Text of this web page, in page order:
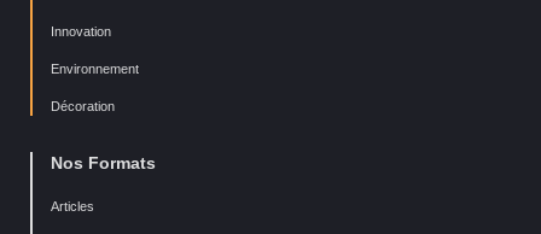
Innovation
Environnement
Décoration
Nos Formats
Articles